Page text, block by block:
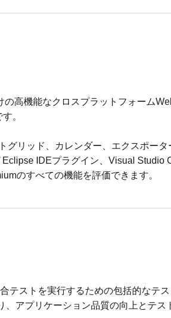
高機能なクロスプラットフォーム
。
グリッド、カレンダー、エクスポータ
IDEプラグイン、Visual Studio
のすべての機能を評価できます。
テストを実行するための包括的なテ
アプリケーション品質の向上とテス